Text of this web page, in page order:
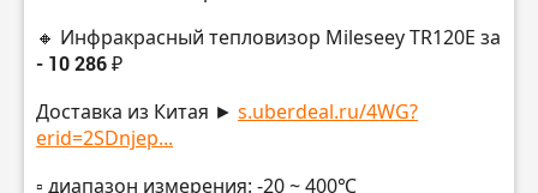
🔸 Инфракрасный тепловизор Mileseey TR120E за
- 10 286 ₽
Доставка из Китая ► s.uberdeal.ru/4WG?
erid=2SDnjep...
▫️ диапазон измерения: -20 ~ 400℃